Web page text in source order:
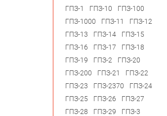
ГПЗ-1
ГПЗ-10
ГПЗ-100
ГПЗ-1000
ГПЗ-11
ГПЗ-12
ГПЗ-13
ГПЗ-14
ГПЗ-15
ГПЗ-16
ГПЗ-17
ГПЗ-18
ГПЗ-19
ГПЗ-2
ГПЗ-20
ГПЗ-200
ГПЗ-21
ГПЗ-22
ГПЗ-23
ГПЗ-2370
ГПЗ-24
ГПЗ-25
ГПЗ-26
ГПЗ-27
ГПЗ-28
ГПЗ-29
ГПЗ-3